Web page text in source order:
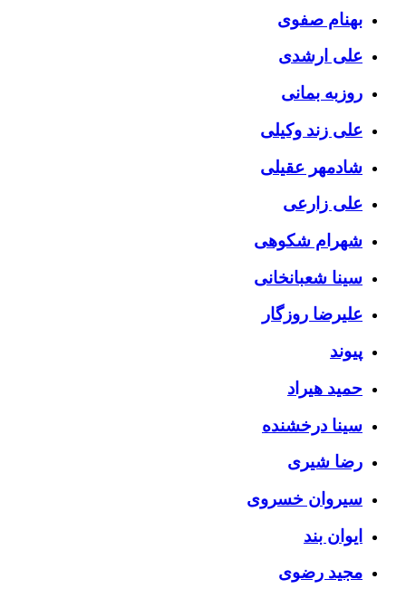
بهنام صفوی
علی ارشدی
روزبه بمانی
علی زند وکیلی
شادمهر عقیلی
علی زارعی
شهرام شکوهی
سینا شعبانخانی
علیرضا روزگار
پیوند
حمید هیراد
سینا درخشنده
رضا شیری
سیروان خسروی
ایوان بند
مجید رضوی